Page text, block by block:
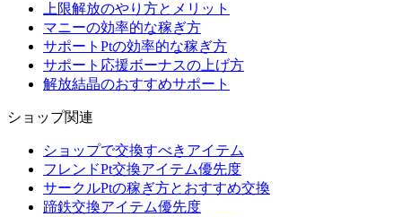
上限解放のやり方とメリット
マニーの効率的な稼ぎ方
サポートPtの効率的な稼ぎ方
サポート応援ボーナスの上げ方
解放結晶のおすすめサポート
ショップ関連
ショップで交換すべきアイテム
フレンドPt交換アイテム優先度
サークルPtの稼ぎ方とおすすめ交換
蹄鉄交換アイテム優先度